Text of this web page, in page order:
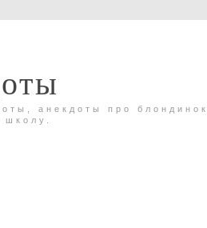
анекдоты про
школу.